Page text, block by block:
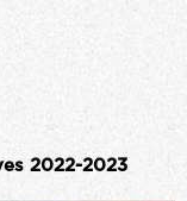
2022-2023